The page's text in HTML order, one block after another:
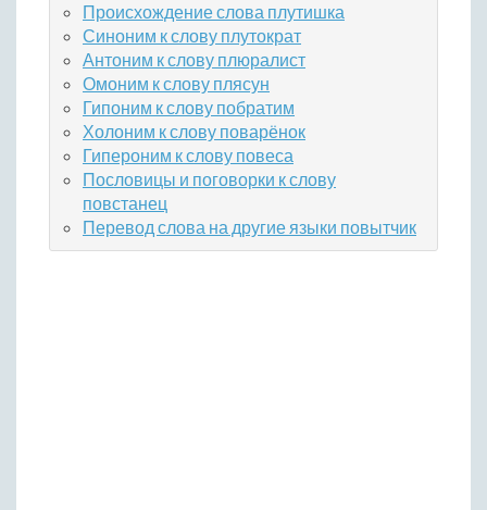
Происхождение слова плутишка
Синоним к слову плутократ
Антоним к слову плюралист
Омоним к слову плясун
Гипоним к слову побратим
Холоним к слову поварёнок
Гипероним к слову повеса
Пословицы и поговорки к слову
повстанец
Перевод слова на другие языки повытчик